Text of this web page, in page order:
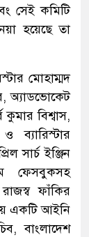
সেই কমিটি
হয়েছে তা
মোহাম্মদ
অ্যাডভোকেট
বিশ্বাস,
ব্যারিস্টার
সার্চ ইঞ্জিন
ফেসবুকসহ
রাজস্ব ফাঁকির
একটি আইনি
বাংলাদেশ